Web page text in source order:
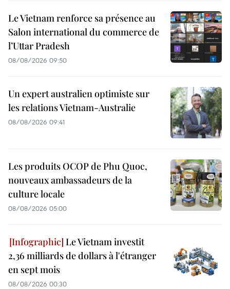
Le Vietnam renforce sa présence au
Salon international du commerce de
l’Uttar Pradesh
08/08/2026 09:50
Un expert australien optimiste sur
les relations Vietnam-Australie
08/08/2026 09:41
Les produits OCOP de Phu Quoc,
nouveaux ambassadeurs de la
culture locale
08/08/2026 05:00
Le Vietnam investit
2,36 milliards de dollars à l'étranger
en sept mois
08/08/2026 00:30